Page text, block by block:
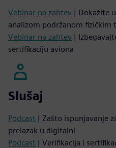
Vebinar na zahtev | Dokažite
analizom podržanom fizičkim
Vebinar na zahtev |
sertifikaciju aviona
Slušaj
Podcast | Zašto ispunjavanje
prelazak u digitalni
Podcast | Verifikacija i